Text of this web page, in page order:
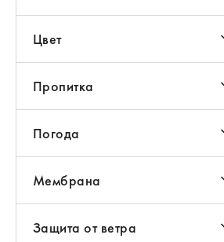
Цвет
Пропитка
Погода
Мембрана
Защита от ветра